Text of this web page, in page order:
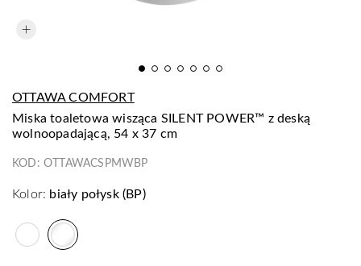
OTTAWA COMFORT
miska toaletowa wisząca SILENT POWER™ z deską
wolnoopadającą, 54 x 37 cm
KOD: OTTAWACSPMWBP
Kolor: biały połysk (BP)